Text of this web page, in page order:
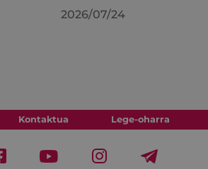
2026/07/24
Kontaktua Lege-oharra